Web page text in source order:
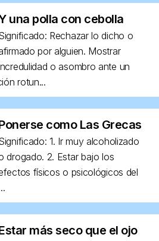
una polla con cebolla
Rechazar lo dicho o
por alguien. Mostrar
o asombro ante un
rotun...
como Las Grecas
1. Ir muy alcoholizado
drogado. 2. Estar bajo los
físicos o psicológicos del
más seco que el ojo